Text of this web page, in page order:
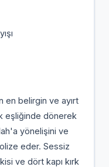
en belirgin ve ayırt
eşliğinde dönerek
yönelişini ve
eder. Sessiz
ve dört kapı kırk